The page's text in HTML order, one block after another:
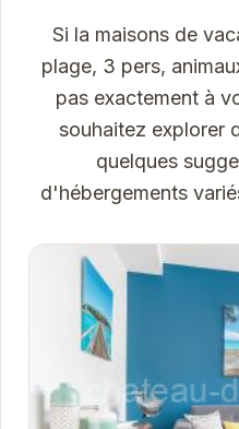
Si la maisons de
plage, 3 pers,
pas exactement à
souhaitez explorer
quelques
d'hébergements